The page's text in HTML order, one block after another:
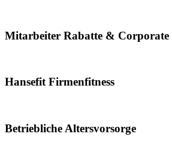
Mitarbeiter Rabatte & Corporate
Hansefit Firmenfitness
Betriebliche Altersvorsorge